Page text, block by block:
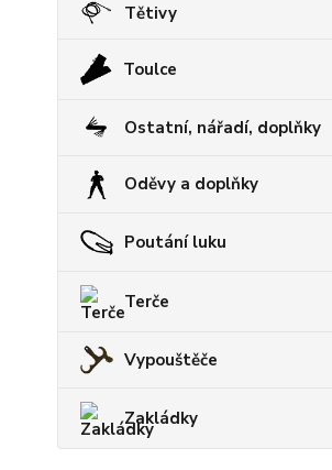
Tětivy
Toulce
Ostatní, nářadí, doplňky
Oděvy a doplňky
Poutání luku
Terče
Vypouštěče
Zakládky